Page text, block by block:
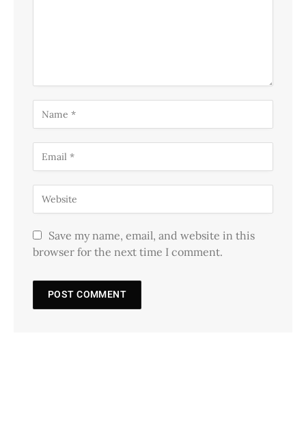
Save my name, email, and website in this
browser for the next time I comment.